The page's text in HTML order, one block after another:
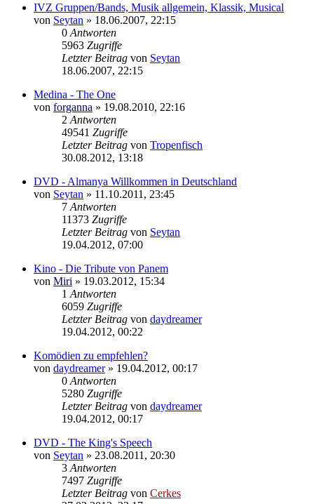
IVZ Gruppen/Bands, Musik allgemein, Klassik, Musical
von Seytan » 18.06.2007, 22:15
0 Antworten
5963 Zugriffe
Letzter Beitrag von Seytan
18.06.2007, 22:15
Medina - The One
von forganna » 19.08.2010, 22:16
2 Antworten
49541 Zugriffe
Letzter Beitrag von Tropenfisch
30.08.2012, 13:18
DVD - Almanya Willkommen in Deutschland
von Seytan » 11.10.2011, 23:45
7 Antworten
11373 Zugriffe
Letzter Beitrag von Seytan
19.04.2012, 07:00
Kino - Die Tribute von Panem
von Miri » 19.03.2012, 15:34
1 Antworten
6059 Zugriffe
Letzter Beitrag von daydreamer
19.04.2012, 00:22
Komödien zu empfehlen?
von daydreamer» 19.04.2012, 00:17
0 Antworten
5280 Zugriffe
Letzter Beitrag von daydreamer
19.04.2012, 00:17
DVD - The King's Speech
von Seytan » 23.08.2011, 20:30
3 Antworten
7497 Zugriffe
Letzter Beitrag von Cerkes